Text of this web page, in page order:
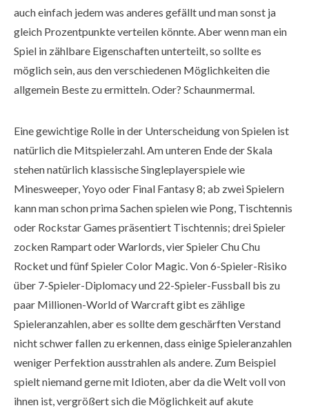
auch einfach jedem was anderes gefällt und man sonst ja
gleich Prozentpunkte verteilen könnte. Aber wenn man ein
Spiel in zählbare Eigenschaften unterteilt, so sollte es
möglich sein, aus den verschiedenen Möglichkeiten die
allgemein Beste zu ermitteln. Oder? Schaunmermal.
Eine gewichtige Rolle in der Unterscheidung von Spielen ist
natürlich die Mitspielerzahl. Am unteren Ende der Skala
stehen natürlich klassische Singleplayerspiele wie
Minesweeper, Yoyo oder Final Fantasy 8; ab zwei Spielern
kann man schon prima Sachen spielen wie Pong, Tischtennis
oder Rockstar Games präsentiert Tischtennis; drei Spieler
zocken Rampart oder Warlords, vier Spieler Chu Chu
Rocket und fünf Spieler Color Magic. Von 6-Spieler-Risiko
über 7-Spieler-Diplomacy und 22-Spieler-Fussball bis zu
paar Millionen-World of Warcraft gibt es zählige
Spieleranzahlen, aber es sollte dem geschärften Verstand
nicht schwer fallen zu erkennen, dass einige Spieleranzahlen
weniger Perfektion ausstrahlen als andere. Zum Beispiel
spielt niemand gerne mit Idioten, aber da die Welt voll von
ihnen ist, vergrößert sich die Möglichkeit auf akute